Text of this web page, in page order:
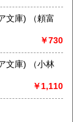
（頼富
￥730
（小林
￥1,110